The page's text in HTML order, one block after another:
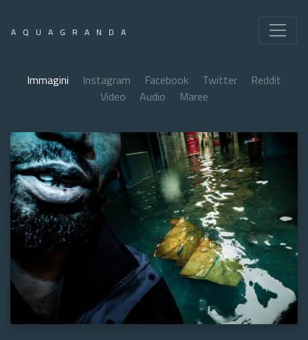
AQUAGRANDA
Immagini Instagram Facebook Twitter
Reddit
Video
Audio Maree